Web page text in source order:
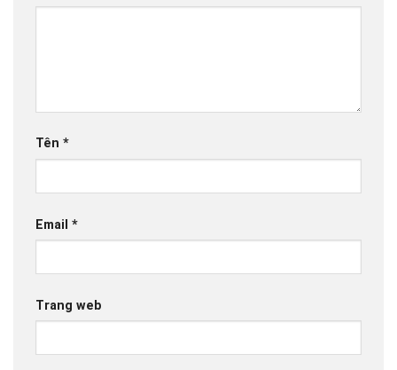
Tên *
Email *
Trang web